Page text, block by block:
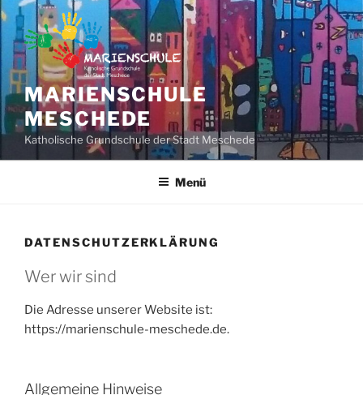
Zum
Inhalt
springen
MARIENSCHULE
MESCHEDE
Katholische Grundschule der Stadt Meschede
Menü
DATENSCHUTZERKLÄRUNG
Wer wir sind
Die Adresse unserer Website ist:
https://marienschule-meschede.de.
Allgemeine Hinweise